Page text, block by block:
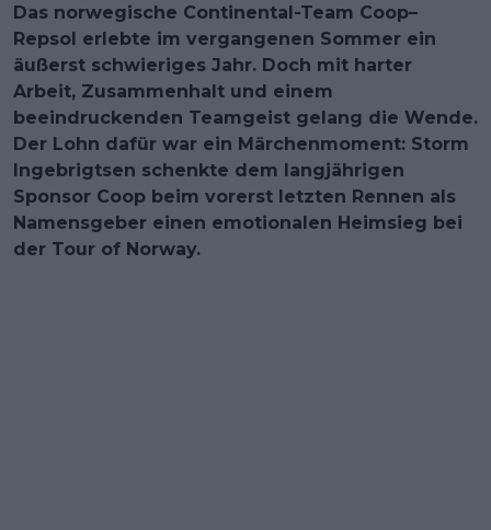
Das norwegische Continental-Team Coop–
Repsol erlebte im vergangenen Sommer ein
äußerst schwieriges Jahr. Doch mit harter
Arbeit, Zusammenhalt und einem
beeindruckenden Teamgeist gelang die Wende.
Der Lohn dafür war ein Märchenmoment: Storm
Ingebrigtsen schenkte dem langjährigen
Sponsor Coop beim vorerst letzten Rennen als
Namensgeber einen emotionalen Heimsieg bei
der Tour of Norway.